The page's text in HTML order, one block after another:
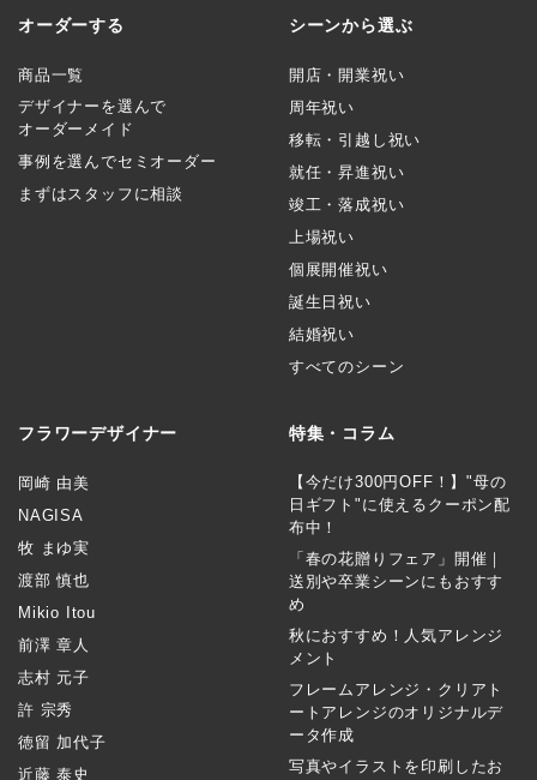
オーダーする
商品一覧
デザイナーを選んで
オーダーメイド
事例を選んでセミオーダー
まずはスタッフに相談
シーンから選ぶ
開店・開業祝い
周年祝い
移転・引越し祝い
就任・昇進祝い
竣工・落成祝い
上場祝い
個展開催祝い
誕生日祝い
結婚祝い
すべてのシーン
フラワーデザイナー
岡崎 由美
NAGISA
牧 まゆ実
渡部 慎也
Mikio Itou
前澤 章人
志村 元子
許 宗秀
徳留 加代子
近藤 泰史
特集・コラム
【今だけ300円OFF！】"母の
日ギフト"に使えるクーポン配
布中！
「春の花贈りフェア」開催｜
送別や卒業シーンにもおすす
め
秋におすすめ！人気アレンジ
メント
フレームアレンジ・クリアト
ートアレンジのオリジナルデ
ータ作成
写真やイラストを印刷したお